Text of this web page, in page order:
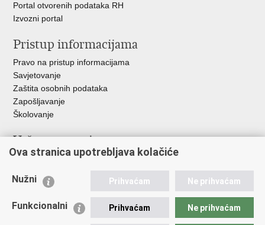
Portal otvorenih podataka RH
Izvozni portal
Pristup informacijama
Pravo na pristup informacijama
Savjetovanje
Zaštita osobnih podataka
Zapošljavanje
Školovanje
Važne poveznice
Ministarstvo unutarnjih poslova
Udruge
Policijska akademija
Ova stranica upotrebljava kolačiće
Nužni Prihvaćam Ne prihvaćam
Funkcionalni Prihvaćam Ne prihvaćam